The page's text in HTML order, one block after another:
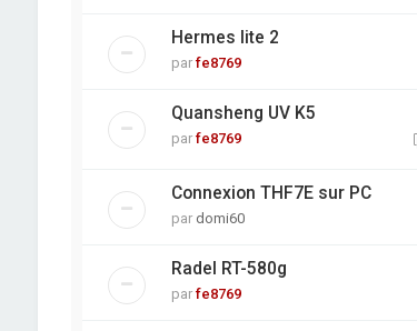
Hermes lite 2
par fe8769
Quansheng UV K5
par fe8769
Connexion THF7E sur PC
par domi60
Radel RT-580g
par fe8769